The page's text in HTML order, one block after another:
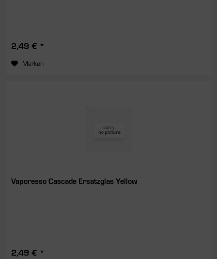
2,49 € *
Merken
Vaporesso Cascade Ersatzglas Yellow
2,49 € *